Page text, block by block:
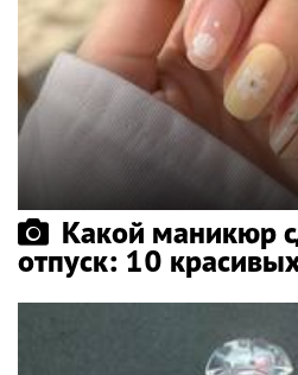
Какой маникюр
отпуск: 10